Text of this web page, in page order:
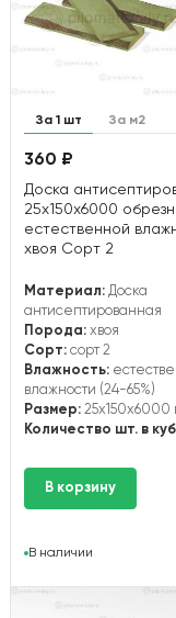
За 1 шт За м2
360 ₽
Доска
25х150х6000
естественной
хвоя Сорт 2
Материал: Доска
антисептированная
Порода: хвоя
Сорт: сорт 2
Влажность:
влажности (24-65%)
Размер: 25x150x6000
Количество шт. в
В наличии